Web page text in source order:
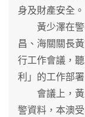
身及財產安全。
黃少澤在警
昌、海關關長
行工作會議，
利」的工作部署
會議上，黃
警資料，本澳